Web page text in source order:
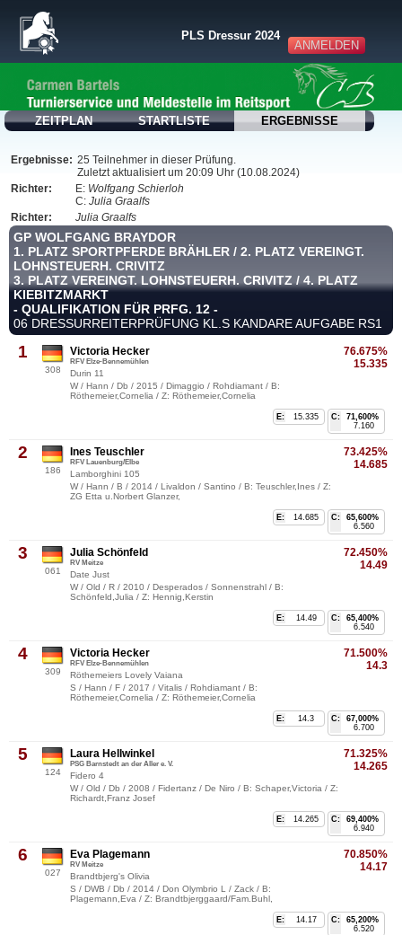
ANMELDEN
PLS Dressur 2024
ZEITPLAN STARTLISTE ERGEBNISSE
Ergebnisse: 25 Teilnehmer in dieser Prüfung.
Zuletzt aktualisiert um 20:09 Uhr (10.08.2024)
Richter:
E: Wolfgang Schierloh
C: Julia Graalfs
Richter:
Julia Graalfs
GP WOLFGANG BRAYDOR
1. PLATZ SPORTPFERDE BRÄHLER / 2. PLATZ VEREINGT.
LOHNSTEUERH. CRIVITZ
3. PLATZ VEREINGT. LOHNSTEUERH. CRIVITZ / 4. PLATZ
KIEBITZMARKT
- QUALIFIKATION FÜR PRFG. 12 -
06 DRESSURREITERPRÜFUNG KL.S KANDARE AUFGABE RS1
1
308
76.675%
15.335
Victoria Hecker
RFV Elze-Bennemühlen
Durin 11
W / Hann / Db / 2015 / Dimaggio / Rohdiamant / B:
Röthemeier,Cornelia / Z: Röthemeier,Cornelia
C:
71,600%
7.160
E: 15.335
2
186
73.425%
14.685
Ines Teuschler
RFV Lauenburg/Elbe
Lamborghini 105
W / Hann / B / 2014 / Livaldon / Santino / B: Teuschler,Ines / Z:
ZG Etta u.Norbert Glanzer,
C:
65,600%
6.560
E: 14.685
3
061
72.450%
14.49
Julia Schönfeld
RV Meitze
Date Just
W / Old / R / 2010 / Desperados / Sonnenstrahl / B:
Schönfeld,Julia / Z: Hennig,Kerstin
C:
65,400%
6.540
E: 14.49
4
309
71.500%
14.3
Victoria Hecker
RFV Elze-Bennemühlen
Röthemeiers Lovely Vaiana
S / Hann / F / 2017 / Vitalis / Rohdiamant / B:
Röthemeier,Cornelia / Z: Röthemeier,Cornelia
C:
67,000%
6.700
E: 14.3
5
124
71.325%
14.265
Laura Hellwinkel
PSG Barnstedt an der Aller e. V.
Fidero 4
W / Old / Db / 2008 / Fidertanz / De Niro / B: Schaper,Victoria / Z:
Richardt,Franz Josef
C:
69,400%
6.940
E: 14.265
6
027
70.850%
14.17
Eva Plagemann
RV Meitze
Brandtbjerg's Olivia
S / DWB / Db / 2014 / Don Olymbrio L / Zack / B:
Plagemann,Eva / Z: Brandtbjerggaard/Fam.Buhl,
C:
65,200%
6.520
E: 14.17